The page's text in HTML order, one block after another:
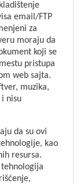
email/FTP
za
moraju da
koji se
pristupa
web sajta.
muzika,
nisu
da su ovi
kao
resursa.